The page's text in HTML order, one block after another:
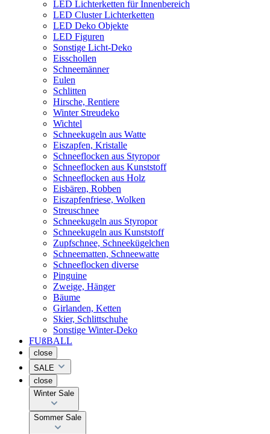
LED Lichterketten für Innenbereich
LED Cluster Lichterketten
LED Deko Objekte
LED Figuren
Sonstige Licht-Deko
Eisschollen
Schneemänner
Eulen
Schlitten
Hirsche, Rentiere
Winter Streudeko
Wichtel
Schneekugeln aus Watte
Eiszapfen, Kristalle
Schneeflocken aus Styropor
Schneeflocken aus Kunststoff
Schneeflocken aus Holz
Eisbären, Robben
Eiszapfenfriese, Wolken
Streuschnee
Schneekugeln aus Styropor
Schneekugeln aus Kunststoff
Zupfschnee, Schneekügelchen
Schneematten, Schneewatte
Schneeflocken diverse
Pinguine
Zweige, Hänger
Bäume
Girlanden, Ketten
Skier, Schlittschuhe
Sonstige Winter-Deko
FUßBALL
close
SALE
close
Winter Sale
Sommer Sale